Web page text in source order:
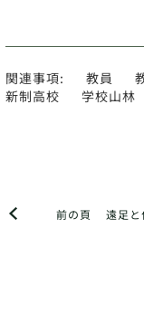
関連事項: 教員
新制高校
学校山林
前の頁 遠足